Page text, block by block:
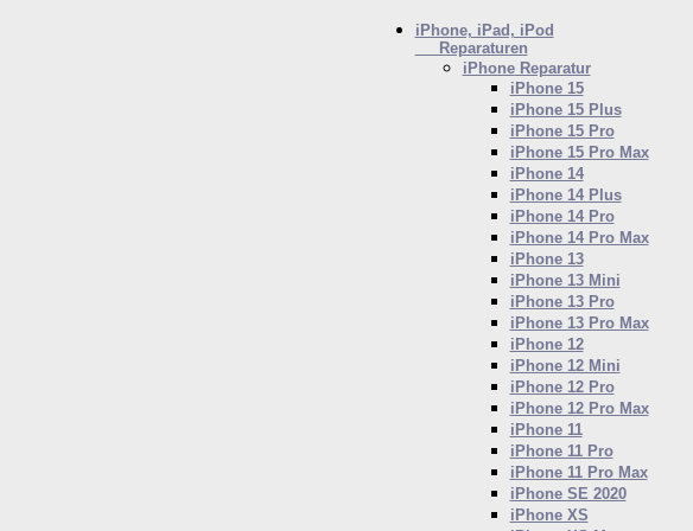
iPhone, iPad, iPod
Reparaturen
iPhoneReparatur
iPhone 15
iPhone 15 Plus
iPhone 15 Pro
iPhone 15 Pro Max
iPhone 14
iPhone 14 Plus
iPhone 14 Pro
iPhone 14 Pro Max
iPhone 13
iPhone 13 Mini
iPhone 13 Pro
iPhone 13 Pro Max
iPhone 12
iPhone 12 Mini
iPhone 12 Pro
iPhone 12 Pro Max
iPhone 11
iPhone 11 Pro
iPhone 11 Pro Max
iPhone SE 2020
iPhone XS